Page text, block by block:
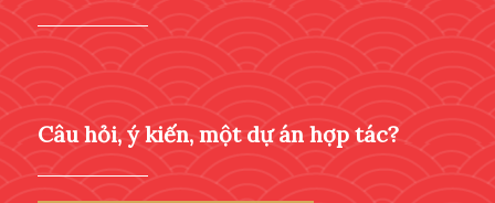
Câu hỏi, ý kiến, một dự án hợp tác?